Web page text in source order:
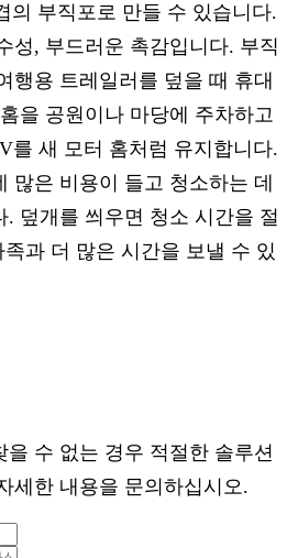
의 부직포로 만들 수 있습니다.
성, 부드러운 촉감입니다. 부직
행용 트레일러를 덮을 때 휴대
을 공원이나 마당에 주차하고
를 새 모터 홈처럼 유지합니다.
많은 비용이 들고 청소하는 데
. 덮개를 씌우면 청소 시간을 절
과 더 많은 시간을 보낼 수 있
수 없는 경우 적절한 솔루션
세한 내용을 문의하십시오.